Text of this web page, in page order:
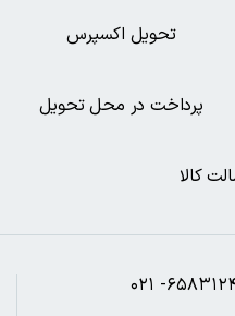
کالا
پرداخت در محل تحویل
تحویل اکسپرس